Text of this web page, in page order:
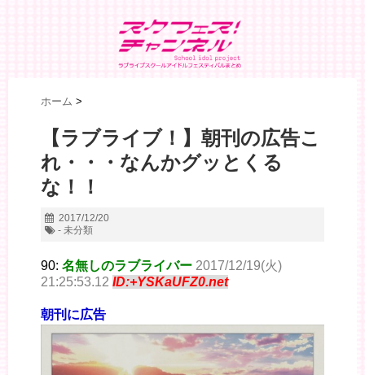
ホーム >
【ラブライブ！】朝刊の広告こ
れ・・・なんかグッとくる
な！！
2017/12/20
- 未分類
90: 名無しのラブライバー 2017/12/19(火)
21:25:53.12 ID:+YSKaUFZ0.net
朝刊に広告